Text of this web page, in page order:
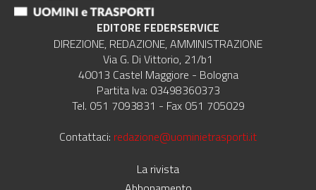
EDITORE FEDERSERVICE
DIREZIONE, REDAZIONE, AMMINISTRAZIONE
Via G. Di Vittorio, 21/b1
40013 Castel Maggiore - Bologna
Partita Iva: 03498360373
Tel. 051 7093831 - Fax 051 705029
Contattaci: redazione@uominietrasporti.it
La rivista